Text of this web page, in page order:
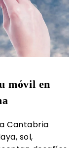
móvil en
Cantabria
sol,